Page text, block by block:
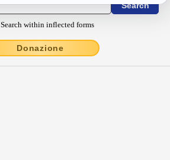
Search within inflected forms
Donazione